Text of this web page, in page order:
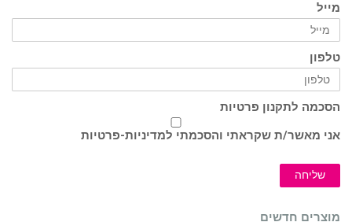
מייל
טלפון
הסכמה לתקנון פרטיות
אני מאשר/ת שקראתי והסכמתי למדיניות-פרטיות
שליחה
מוצרים חדשים